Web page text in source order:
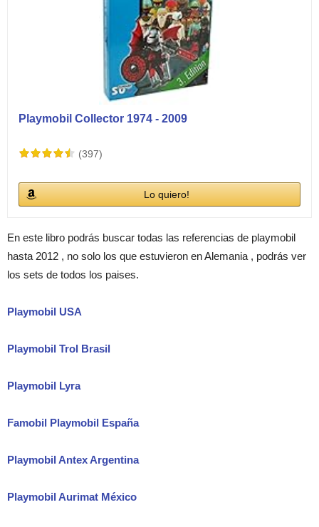
Playmobil Collector 1974 - 2009
(397)
Lo quiero!
En este libro podrás buscar todas las referencias de playmobil
hasta 2012 , no solo los que estuvieron en Alemania , podrás ver
los sets de todos los paises.
Playmobil USA
Playmobil Trol Brasil
Playmobil Lyra
Famobil Playmobil España
Playmobil Antex Argentina
Playmobil Aurimat México